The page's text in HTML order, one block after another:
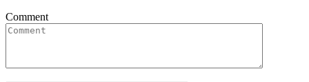
Comment